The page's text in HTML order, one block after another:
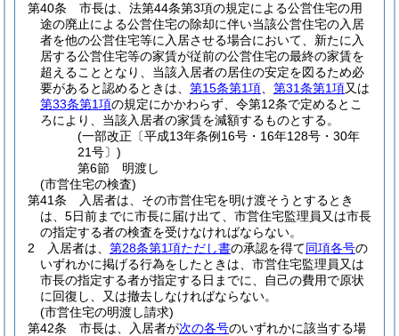
第40条
市長は、法第44条第3項の規定による公営住宅の用
途の廃止による公営住宅の除却に伴い当該公営住宅の入居
者を他の公営住宅等に入居させる場合において、新たに入
居する公営住宅等の家賃が従前の公営住宅の最終の家賃を
超えることとなり、当該入居者の居住の安定を図るため必
要があると認めるときは、 第15条第1項 第31条第1項又は
第33条第1項の規定にかかわらず、令第12条で定めるとこ
ろにより、当該入居者の家賃を減額するものとする。
(一部改正〔平成13年条例16号・16年128号・30年
21号〕)
第6節
明渡し
(市営住宅の検査)
第41条
入居者は、その市営住宅を明け渡そうとするとき
は、5日前までに市長に届け出て、市営住宅監理員又は市長
の指定する者の検査を受けなければならない。
2
入居者は、 第28条第1項ただし書の承認を得て同項各号の
いずれかに掲げる行為をしたときは、市営住宅監理員又は
市長の指定する者が指定する日までに、自己の費用で原状
に回復し、又は撤去しなければならない。
(市営住宅の明渡し請求)
第42条
市長は、入居者が次の各号のいずれかに該当する場